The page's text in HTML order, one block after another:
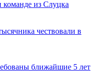
из Слуцка
чествовали в
ближайшие 5 лет